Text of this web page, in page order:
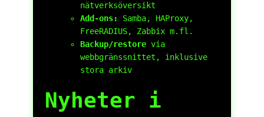
nätverksöversikt
Add-ons:
Samba, HAProxy,
FreeRADIUS, Zabbix m.fl.
Backup/restore via
webbgränssnittet, inklusive
stora arkiv
Nyheter i